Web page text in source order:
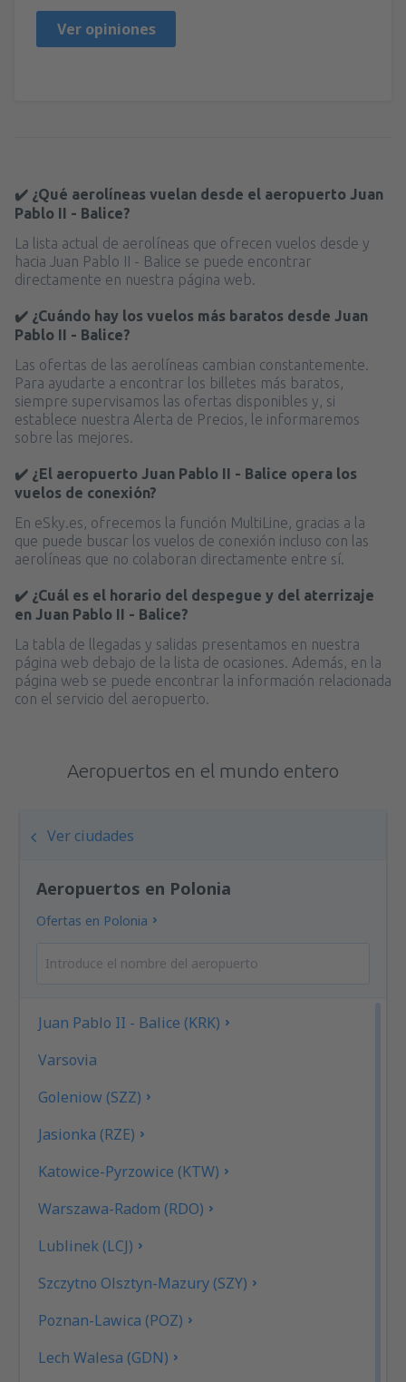
Ver opiniones
✔️ ¿Qué aerolíneas vuelan desde el aeropuerto Juan
Pablo II - Balice?
La lista actual de aerolíneas que ofrecen vuelos desde y
hacia Juan Pablo II - Balice se puede encontrar
directamente en nuestra página web.
✔️ ¿Cuándo hay los vuelos más baratos desde Juan
Pablo II - Balice?
Las ofertas de las aerolíneas cambian constantemente.
Para ayudarte a encontrar los billetes más baratos,
siempre supervisamos las ofertas disponibles y, si
establece nuestra Alerta de Precios, le informaremos
sobre las mejores.
✔️ ¿El aeropuerto Juan Pablo II - Balice opera los
vuelos de conexión?
En eSky.es, ofrecemos la función MultiLine, gracias a la
que puede buscar los vuelos de conexión incluso con las
aerolíneas que no colaboran directamente entre sí.
✔️ ¿Cuál es el horario del despegue y del aterrizaje
en Juan Pablo II - Balice?
La tabla de llegadas y salidas presentamos en nuestra
página web debajo de la lista de ocasiones. Además, en la
página web se puede encontrar la información relacionada
con el servicio del aeropuerto.
Aeropuertos en el mundo entero
Ver ciudades
Aeropuertos en Polonia
Ofertas en Polonia
Juan Pablo II - Balice (KRK)
Varsovia
Goleniow (SZZ)
Jasionka (RZE)
Katowice-Pyrzowice (KTW)
Warszawa-Radom (RDO)
Lublinek (LCJ)
Szczytno Olsztyn-Mazury (SZY)
Poznan-Lawica (POZ)
Lech Walesa (GDN)